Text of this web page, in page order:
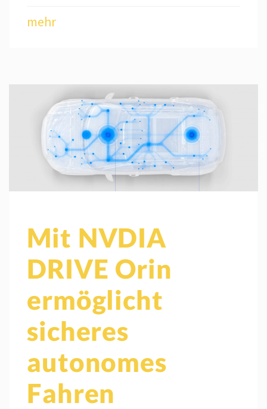
mehr
Mit NVDIA
DRIVE Orin
ermöglicht
sicheres
autonomes
Fahren